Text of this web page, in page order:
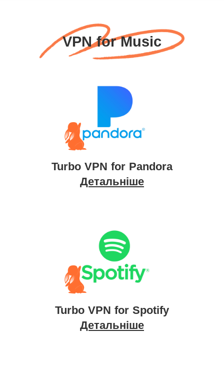
VPN for Music
Turbo VPN for Pandora
Детальніше
Turbo VPN for Spotify
Детальніше